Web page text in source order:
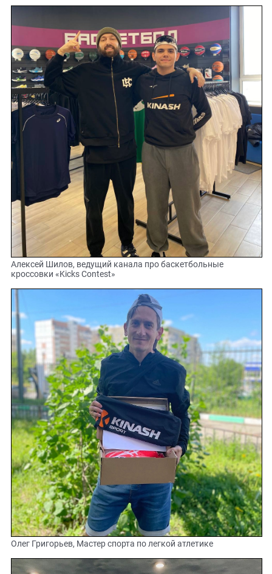
Алексей Шилов, ведущий канала про баскетбольные
кроссовки «Kicks Contest»
Олег Григорьев, Мастер спорта по легкой атлетике